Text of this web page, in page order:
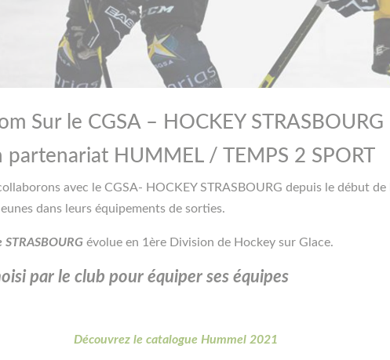
Sur le CGSA – HOCKEY STRASBOURG
partenariat HUMMEL/ TEMPS 2 SPORT
avec le CGSA- HOCKEY STRASBOURG depuis le début
dans leurs équipements de sorties.
STRASBOURG évolue en 1ère Division de Hockey sur Glace.
par le club pour équiper ses équipes
Découvrez le catalogue Hummel 2021